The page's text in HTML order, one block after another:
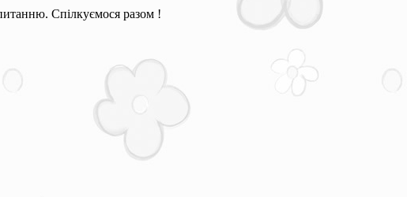
Спілкуємося разом !